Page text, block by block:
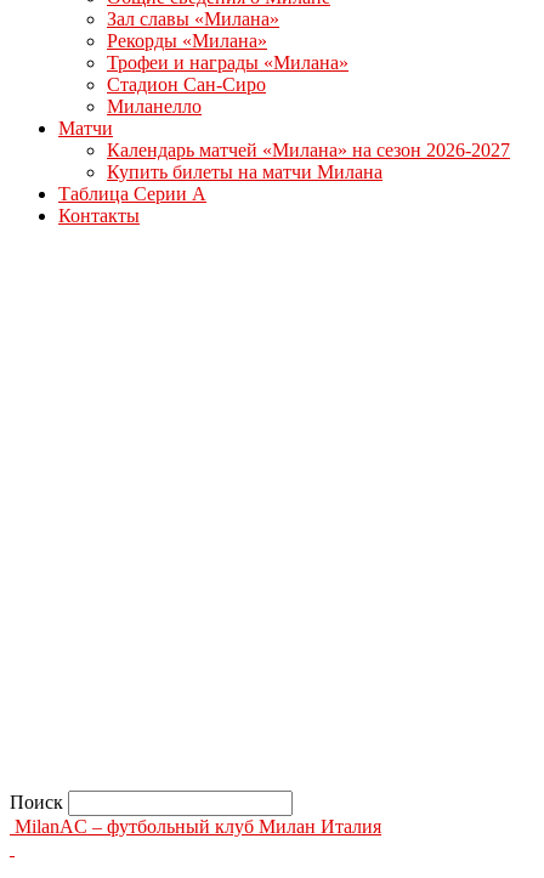
Зал славы «Милана»
Рекорды «Милана»
Трофеи и награды «Милана»
Стадион Сан-Сиро
Миланелло
Матчи
Календарь матчей «Милана» на сезон 2026-2027
Купить билеты на матчи Милана
Таблица Серии А
Контакты
Поиск
MilanAC – футбольный клуб Милан Италия